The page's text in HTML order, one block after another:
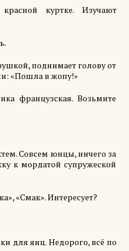
куртке. Изучают
поднимает голову от
«Пошла в жопу!»
французская. Возьмите
Совсем юнцы, ничего за
к мордатой супружеской
«Смак». Интересует?
для яиц. Недорого, всё по